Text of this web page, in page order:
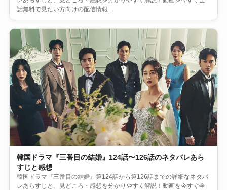
話無料で見たい方向けの配信情報…
韓国ドラマ『三番目の結婚』124話〜126話のネタバレあら
すじと感想
韓国ドラマ『三番目の結婚』第124話から第126話までの詳細なネタバ
レあらすじと、見どころ・感想を分かりやすく解説！動画を今すぐ全